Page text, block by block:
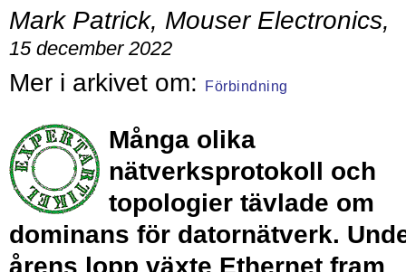
Mark Patrick, Mouser Electronics,
15 december 2022
Förbindning
Många olika
nätverksprotokoll och
topologier tävlade om
dominans för datornätverk.
årens lopp växte Ethernet fram